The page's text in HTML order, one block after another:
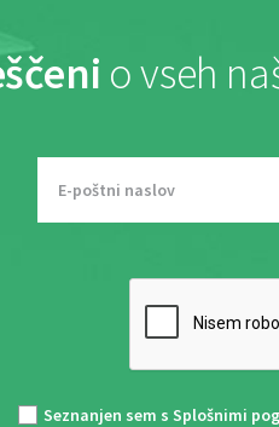
o vseh
Seznanjen sem s Splošnimi